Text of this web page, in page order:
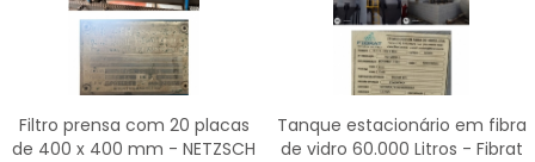
Filtro prensa com 20 placas
de 400 x 400 mm - NETZSCH
Tanque estacionário em fibra
de vidro 60.000 Litros - Fibrat